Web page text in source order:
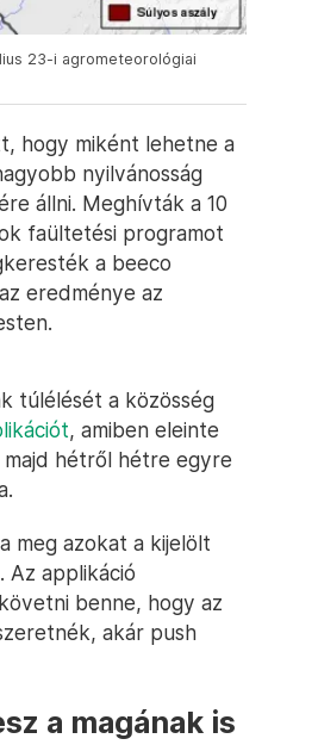
23-i agrometeorológiai
hogy miként lehetne a
nyilvánosság
állni. Meghívták a 10
faültetési programot
a beeco
eredménye az
túlélését a közösség
, amiben eleinte
hétről hétre egyre
meg azokat a kijelölt
Az applikáció
benne, hogy az
akár push
a magának is